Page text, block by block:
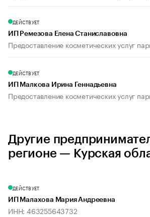
ДЕЙСТВУЕТ
ИП Ремезова Елена Станиславовна
Предоставление косметических услуг
ДЕЙСТВУЕТ
ИП Малкова Ирина Геннадьевна
Предоставление косметических услуг
Другие
регионе — Курская
ДЕЙСТВУЕТ
ИП Малахова Мария Андреевна
ИНН: 463255643732